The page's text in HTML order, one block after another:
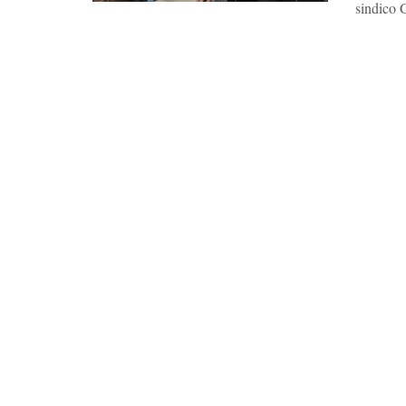
sindico